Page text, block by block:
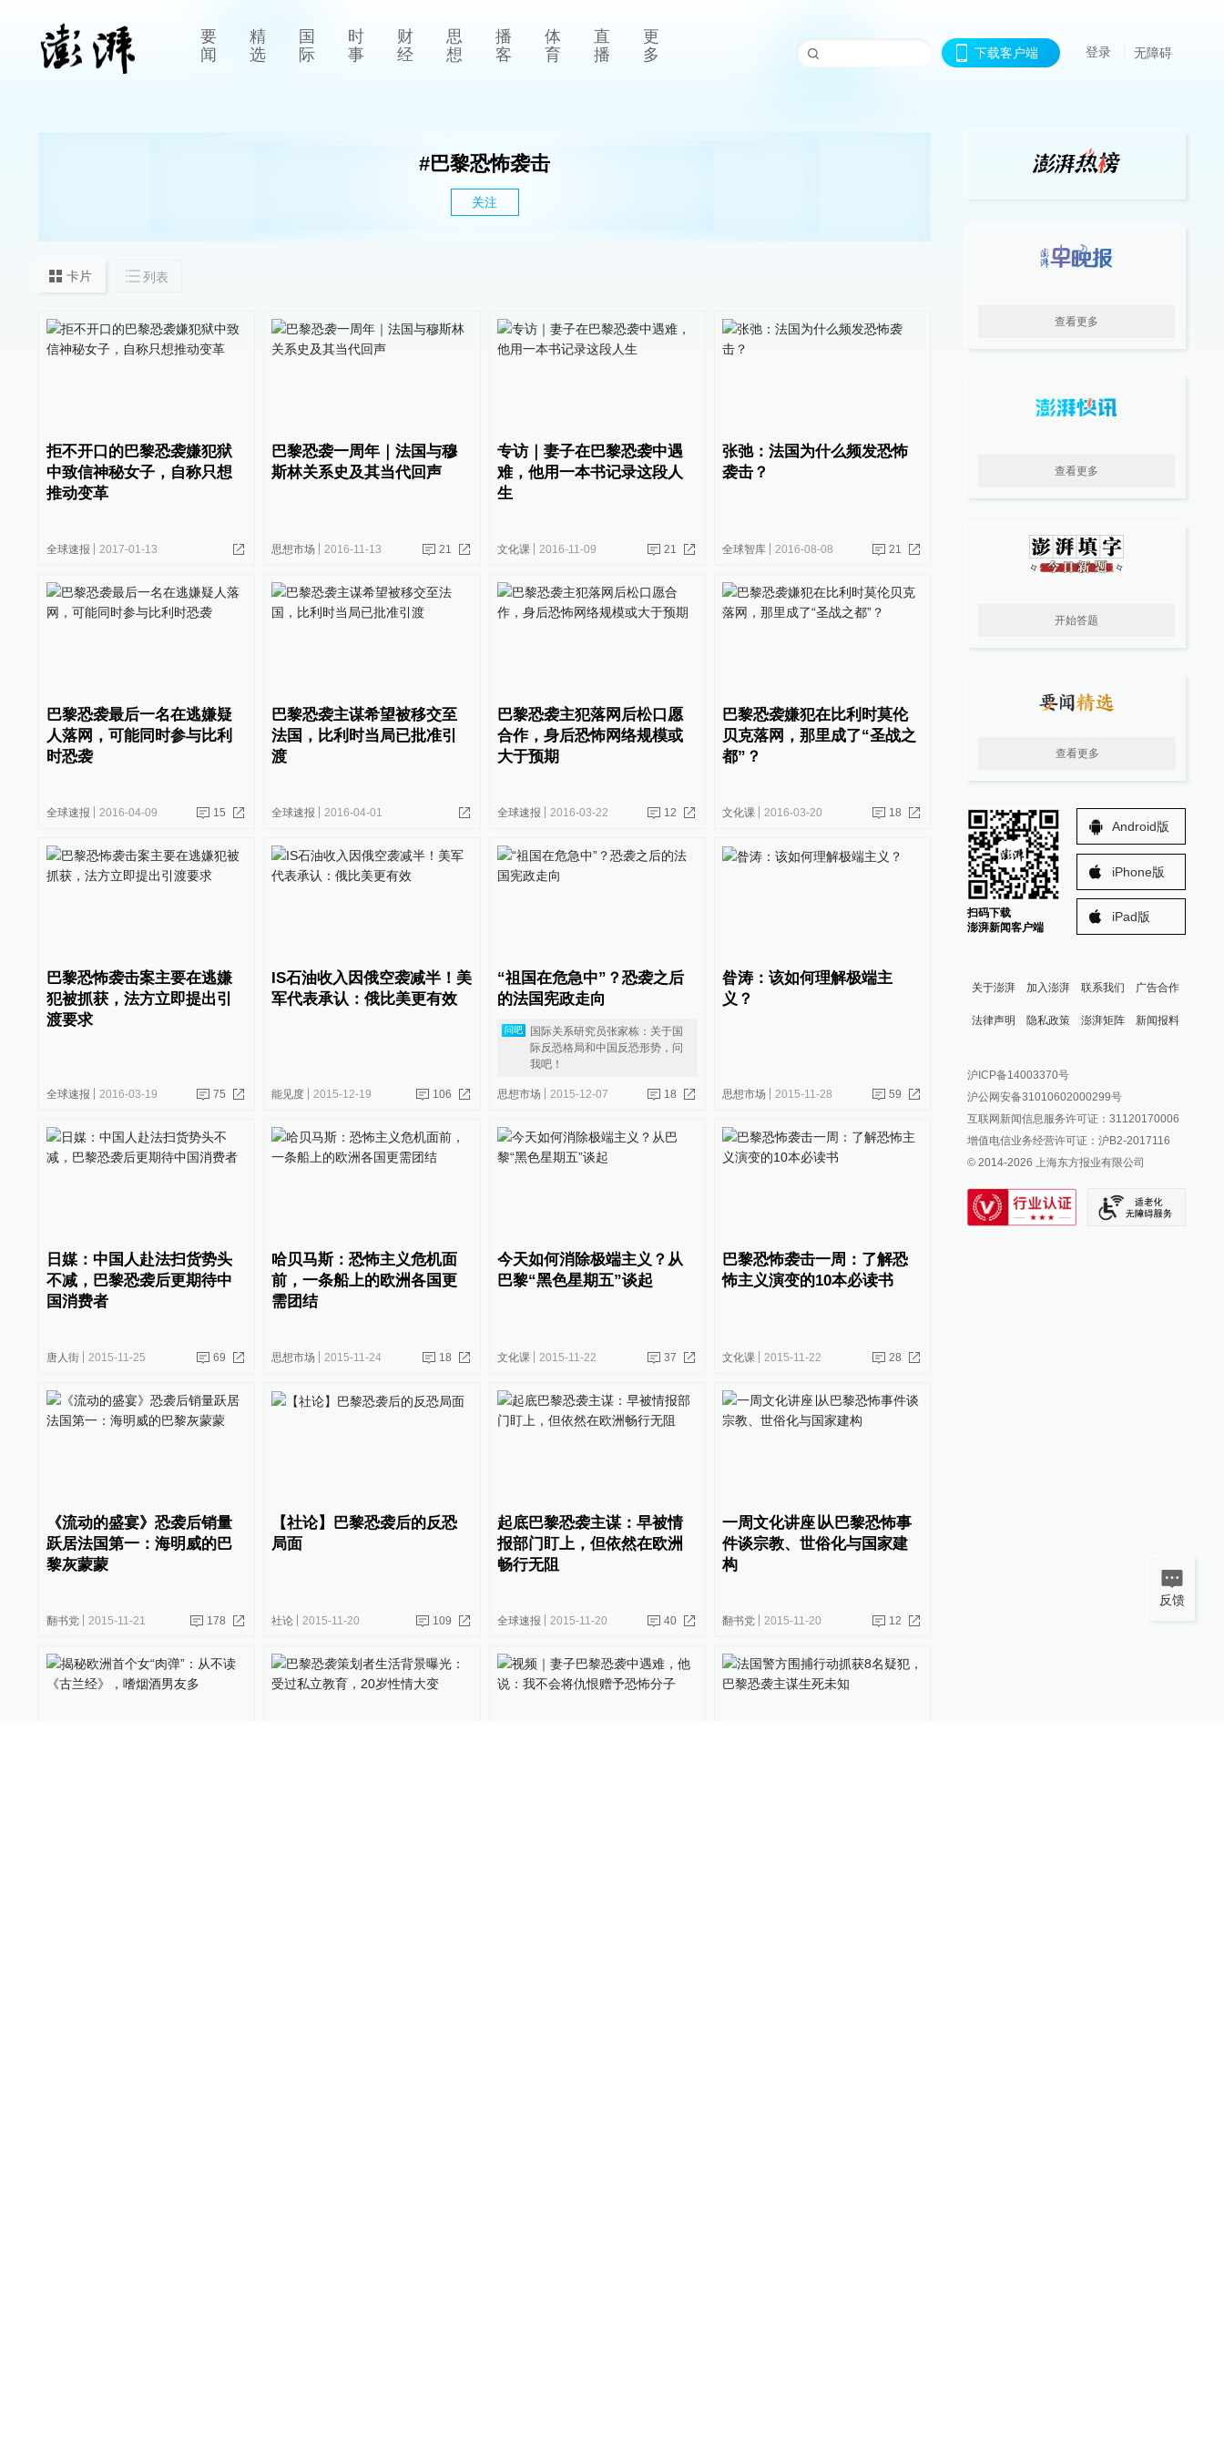
要
闻
精
选
国
际
时
事
财
经
思
想
播
客
体
育
直
播
更
多
下载客户端 登录 无障碍
#巴黎恐怖袭击
关注
卡片 列表
拒不开口的巴黎恐袭嫌犯狱
中致信神秘女子，自称只想
推动变革
全球速报 2017-01-13
巴黎恐袭一周年｜法国与穆
斯林关系史及其当代回声
思想市场 2016-11-13 21
专访｜妻子在巴黎恐袭中遇
难，他用一本书记录这段人
生
文化课 2016-11-09 21
张弛：法国为什么频发恐怖
袭击？
全球智库 2016-08-08 21
巴黎恐袭最后一名在逃嫌疑
人落网，可能同时参与比利
时恐袭
全球速报 2016-04-09 15
巴黎恐袭主谋希望被移交至
法国，比利时当局已批准引
渡
全球速报 2016-04-01
巴黎恐袭主犯落网后松口愿
合作，身后恐怖网络规模或
大于预期
全球速报 2016-03-22 12
巴黎恐袭嫌犯在比利时莫伦
贝克落网，那里成了“圣战之
都”？
文化课 2016-03-20 18
巴黎恐怖袭击案主要在逃嫌
犯被抓获，法方立即提出引
渡要求
全球速报 2016-03-19 75
IS石油收入因俄空袭减半！美
军代表承认：俄比美更有效
能见度 2015-12-19 106
“祖国在危急中”？恐袭之后
的法国宪政走向
问吧
国际关系研究员张家栋：关于国
际反恐格局和中国反恐形势，问
我吧！
思想市场 2015-12-07 18
昝涛：该如何理解极端主
义？
思想市场 2015-11-28 59
日媒：中国人赴法扫货势头
不减，巴黎恐袭后更期待中
国消费者
唐人街 2015-11-25 69
哈贝马斯：恐怖主义危机面
前，一条船上的欧洲各国更
需团结
思想市场 2015-11-24 18
今天如何消除极端主义？从
巴黎“黑色星期五”谈起
文化课 2015-11-22 37
巴黎恐怖袭击一周：了解恐
怖主义演变的10本必读书
文化课 2015-11-22 28
《流动的盛宴》恐袭后销量
跃居法国第一：海明威的巴
黎灰蒙蒙
翻书党 2015-11-21 178
【社论】巴黎恐袭后的反恐
局面
社论 2015-11-20 109
起底巴黎恐袭主谋：早被情
报部门盯上，但依然在欧洲
畅行无阻
全球速报 2015-11-20 40
一周文化讲座∣从巴黎恐怖事
件谈宗教、世俗化与国家建
构
翻书党 2015-11-20 12
查看更多
查看更多
开始答题
查看更多
扫码下载
澎湃新闻客户端
Android版
iPhone版
iPad版
关于澎湃 加入澎湃 联系我们 广告合作
法律声明 隐私政策 澎湃矩阵
澎湃新闻公众号
澎湃新闻抖音号
派生万物开放平台
IP SHANGHAI
SIXTH TONE
新闻报料
报料邮箱: news@thepaper.cn
沪ICP备14003370号
沪公网安备31010602000299号
互联网新闻信息服务许可证：31120170006
增值电信业务经营许可证：沪B2-2017116
© 2014-2026 上海东方报业有限公司
反馈